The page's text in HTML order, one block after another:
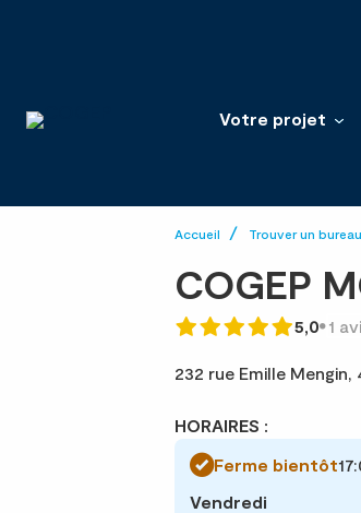
Votre projet
Accueil Trouver un bureau
COGEP
5,0 1
232 rue Emille Mengin,
HORAIRES :
Ferme bientôt
Vendredi